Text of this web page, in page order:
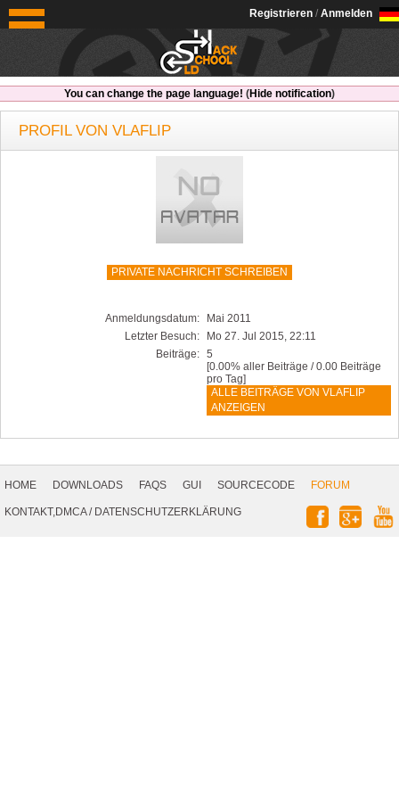
OldSchoolHack
Registrieren / Anmelden
You can change the page language! (Hide notification)
PROFIL VON VLAFLIP
PRIVATE NACHRICHT SCHREIBEN
Anmeldungsdatum:
Mai 2011
Letzter Besuch:
Mo 27. Jul 2015, 22:11
Beiträge: 5
[0.00% aller Beiträge / 0.00 Beiträge
pro Tag]
ALLE BEITRÄGE VON VLAFLIP
ANZEIGEN
Navigation
HOME DOWNLOADS FAQS GUI SOURCECODE
FORUM
KONTAKT,DMCA/ DATENSCHUTZERKLÄRUNG